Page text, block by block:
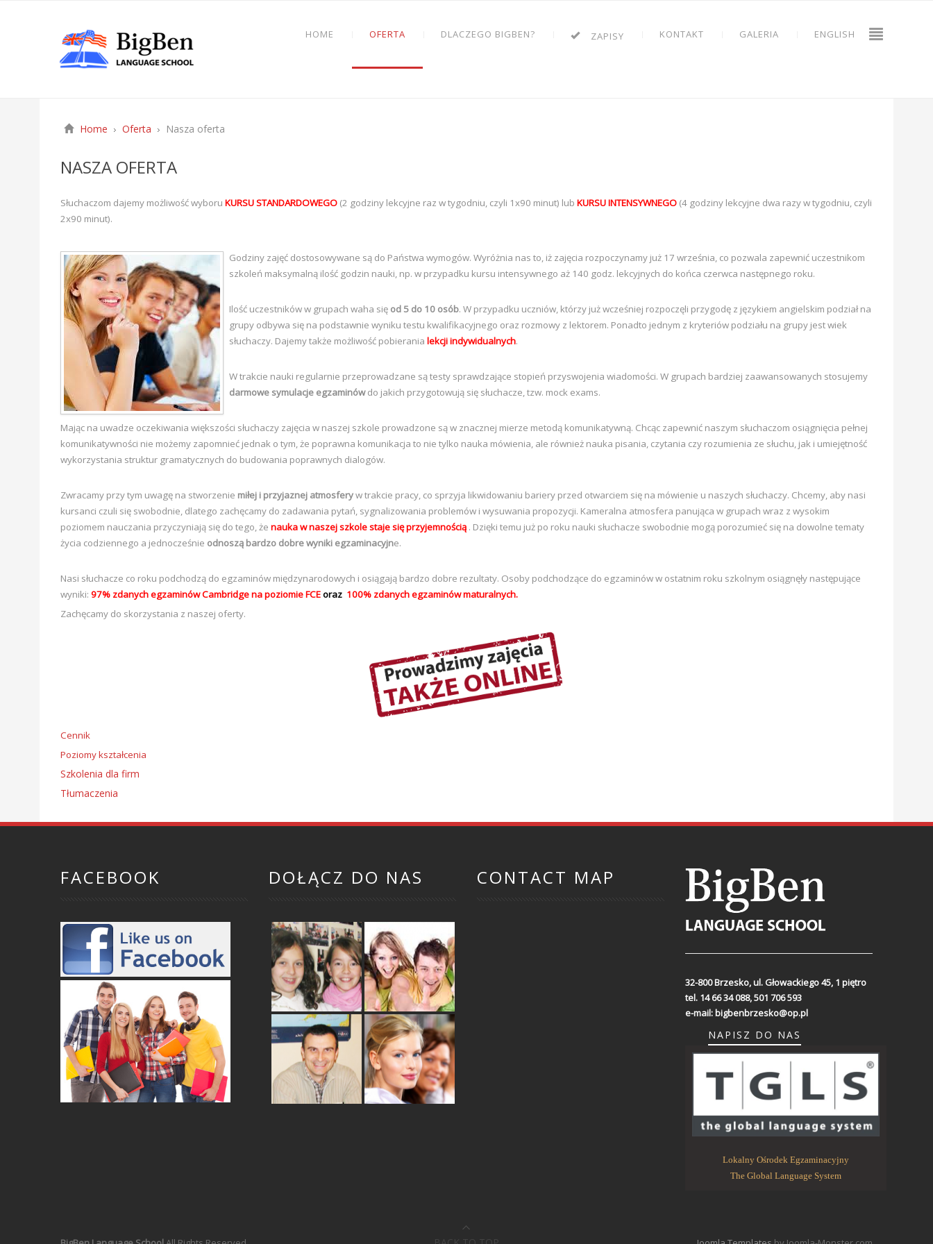
HOME OFERTA DLACZEGO BIGBEN? ZAPISY KONTAKT GALERIA ENGLISH
Home Oferta Nasza oferta
NASZA OFERTA
Słuchaczom dajemy możliwość wyboru KURSU STANDARDOWEGO (2 godziny lekcyjne raz w tygodniu, czyli 1x90 minut) lub KURSU INTENSYWNEGO (4 godziny lekcyjne dwa razy w tygodniu, czyli
2x90 minut).
Godziny zajęć dostosowywane są do Państwa wymogów. Wyróżnia nas to, iż zajęcia rozpoczynamy już 17 września, co pozwala zapewnić uczestnikom
szkoleń maksymalną ilość godzin nauki, np. w przypadku kursu intensywnego aż 140 godz. lekcyjnych do końca czerwca następnego roku.
Ilość uczestników w grupach waha się od 5 do 10 osób. W przypadku uczniów, którzy już wcześniej rozpoczęli przygodę z językiem angielskim podział na
grupy odbywa się na podstawnie wyniku testu kwalifikacyjnego oraz rozmowy z lektorem. Ponadto jednym z kryteriów podziału na grupy jest wiek
słuchaczy. Dajemy także możliwość pobierania lekcji indywidualnych.
W trakcie nauki regularnie przeprowadzane są testy sprawdzające stopień przyswojenia wiadomości. W grupach bardziej zaawansowanych stosujemy
darmowe symulacje egzaminówdo jakich przygotowują się słuchacze, tzw. mock exams.
Mając na uwadze oczekiwania większości słuchaczy zajęcia w naszej szkole prowadzone są w znacznej mierze metodą komunikatywną. Chcąc zapewnić naszym słuchaczom osiągnięcia pełnej
komunikatywności nie możemy zapomnieć jednak o tym, że poprawna komunikacja to nie tylko nauka mówienia, ale również nauka pisania, czytania czy rozumienia ze słuchu, jak i umiejętność
wykorzystania struktur gramatycznych do budowania poprawnych dialogów.
Zwracamy przy tym uwagę na stworzenie miłej i przyjaznej atmosferyw trakcie pracy, co sprzyja likwidowaniu bariery przed otwarciem się na mówienie u naszych słuchaczy. Chcemy, aby nasi
kursanci czuli się swobodnie, dlatego zachęcamy do zadawania pytań, sygnalizowania problemów i wysuwania propozycji. Kameralna atmosfera panująca w grupach wraz z wysokim
poziomem nauczania przyczyniają się do tego, że nauka w naszej szkole staje się przyjemnością . Dzięki temu już po roku nauki słuchacze swobodnie mogą porozumieć się na dowolne tematy
życia codziennego a jednocześnie odnoszą bardzo dobre wyniki egzaminacyjne.
Nasi słuchacze co roku podchodzą do egzaminów międzynarodowych i osiągają bardzo dobre rezultaty. Osoby podchodzące do egzaminów w ostatnim roku szkolnym osiągnęły następujące
wyniki: 97% zdanych egzaminów Cambridge na poziomie FCEoraz 100% zdanych egzaminów maturalnych.
Zachęcamy do skorzystania z naszej oferty.
Cennik
Poziomy kształcenia
Szkolenia dla firm
Tłumaczenia
FACEBOOK DOŁĄCZ DO NAS
ZAJĘCIA DLA
DZIECI
READMORE
ZAJĘCIA DLA
MŁODZIEŻY
READMORE
ZAJĘCIA DLA
DOROSŁYCH
READMORE
SZKOLENIA
DLA FIRM
READMORE
CONTACT MAP
32-800 Brzesko,ul. Głowackiego 45, 1 piętro
tel. 14 66 34 088, 501 706 593
e-mail:bigbenbrzesko@op.pl
NAPISZ DO NAS
Lokalny Ośrodek Egzaminacyjny
The Global Language System